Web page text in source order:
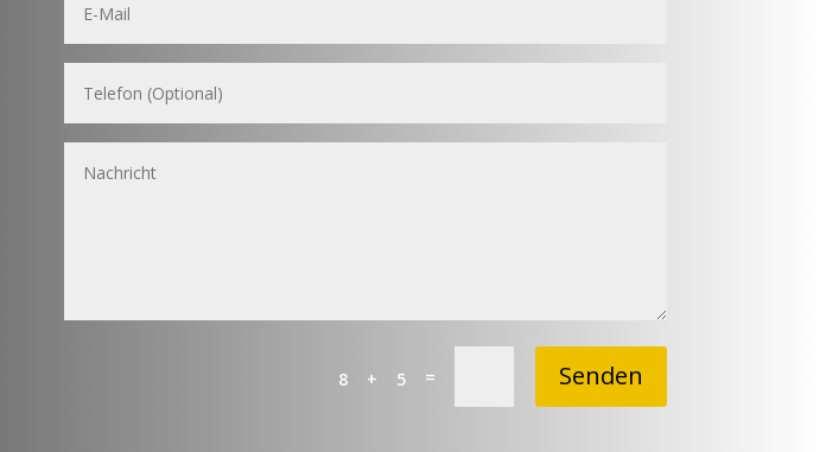
8 + 5 = Senden